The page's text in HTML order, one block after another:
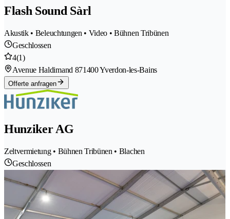
Flash Sound Sàrl
Akustik • Beleuchtungen • Video • Bühnen Tribünen
Geschlossen
4(1)
Avenue Haldimand 871400 Yverdon-les-Bains
Offerte anfragen
Hunziker AG
Zeltvermietung • Bühnen Tribünen • Blachen
Geschlossen